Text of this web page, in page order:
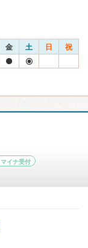
金 土 日 祝
マイナ受付